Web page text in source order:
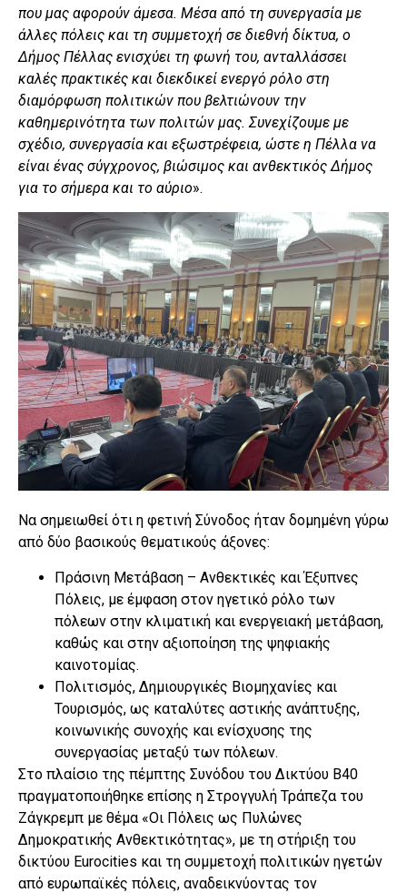
που μας αφορούν άμεσα. Μέσα από τη συνεργασία με
άλλες πόλεις και τη συμμετοχή σε διεθνή δίκτυα, ο
Δήμος Πέλλας ενισχύει τη φωνή του, ανταλλάσσει
καλές πρακτικές και διεκδικεί ενεργό ρόλο στη
διαμόρφωση πολιτικών που βελτιώνουν την
καθημερινότητα των πολιτών μας. Συνεχίζουμε με
σχέδιο, συνεργασία και εξωστρέφεια, ώστε η Πέλλα να
είναι ένας σύγχρονος, βιώσιμος και ανθεκτικός Δήμος
για το σήμερα και το αύριο».
Να σημειωθεί ότι η φετινή Σύνοδος ήταν δομημένη γύρω
από δύο βασικούς θεματικούς άξονες:
Πράσινη Μετάβαση – Ανθεκτικές και Έξυπνες
Πόλεις, με έμφαση στον ηγετικό ρόλο των
πόλεων στην κλιματική και ενεργειακή μετάβαση,
καθώς και στην αξιοποίηση της ψηφιακής
καινοτομίας.
Πολιτισμός, Δημιουργικές Βιομηχανίες και
Τουρισμός, ως καταλύτες αστικής ανάπτυξης,
κοινωνικής συνοχής και ενίσχυσης της
συνεργασίας μεταξύ των πόλεων.
Στο πλαίσιο της πέμπτης Συνόδου του Δικτύου B40
πραγματοποιήθηκε επίσης η Στρογγυλή Τράπεζα του
Ζάγκρεμπ με θέμα «Οι Πόλεις ως Πυλώνες
Δημοκρατικής Ανθεκτικότητας», με τη στήριξη του
δικτύου Eurocities και τη συμμετοχή πολιτικών ηγετών
από ευρωπαϊκές πόλεις, αναδεικνύοντας τον